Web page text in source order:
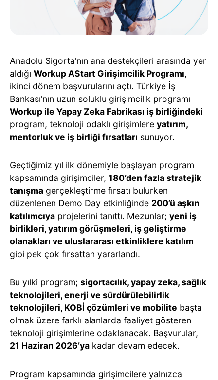
Anadolu Sigorta’nın ana destekçileri arasında yer
aldığı Workup AStart Girişimcilik Programı,
ikinci dönem başvurularını açtı. Türkiye İş
Bankası’nın uzun soluklu girişimcilik programı
Workup ile Yapay Zeka Fabrikası iş birliğindeki
program, teknoloji odaklı girişimlere yatırım,
mentorluk ve iş birliği fırsatları sunuyor.
Geçtiğimiz yıl ilk dönemiyle başlayan program
kapsamında girişimciler, 180’den fazla stratejik
tanışma gerçekleştirme fırsatı bulurken
düzenlenen Demo Day etkinliğinde 200’ü aşkın
katılımcıya projelerini tanıttı. Mezunlar; yeni iş
birlikleri, yatırım görüşmeleri, iş geliştirme
olanakları ve uluslararası etkinliklere katılım
gibi pek çok fırsattan yararlandı.
Bu yılki program; sigortacılık, yapay zeka, sağlık
teknolojileri, enerji ve sürdürülebilirlik
teknolojileri, KOBİ çözümleri ve mobilite başta
olmak üzere farklı alanlarda faaliyet gösteren
teknoloji girişimlerine odaklanacak. Başvurular,
21 Haziran 2026’ya kadar devam edecek.
Program kapsamında girişimcilere yalnızca